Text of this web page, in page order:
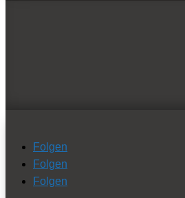
Folgen
Folgen
Folgen